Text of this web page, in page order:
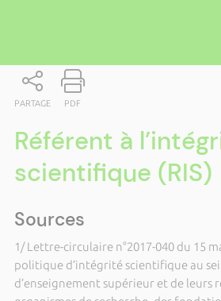
PARTAGE PDF
Référent à
scientifique (RIS)
Sources
1/ Lettre-circulaire n°2017-040 du 15
politique d’intégrité scientifique au
d’enseignement supérieur et de leurs